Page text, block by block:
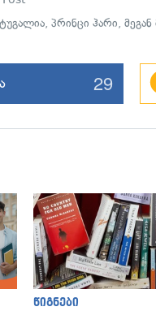
,პრინცი ჰარი,
29
წიგნები